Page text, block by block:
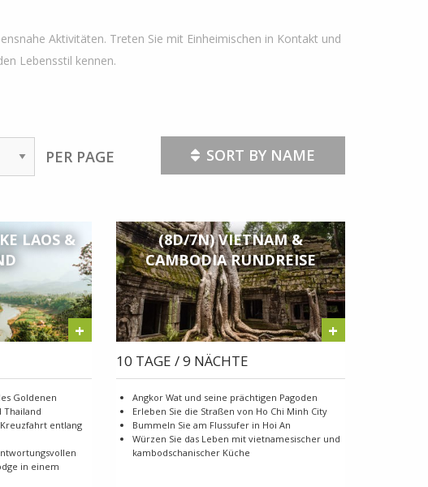
Aktivitäten. Treten Sie mit Einheimischen in Kontakt und
Lebensstil kennen.
PER PAGE SORT BY NAME
LAOS &
+
Goldenen
Thailand
entlang
in einem
(8D/7N) VIETNAM &
CAMBODIA RUNDREISE
+
10 TAGE / 9 NÄCHTE
Angkor Wat und seine prächtigen Pagoden
Erleben Sie die Straßen von Ho Chi Minh City
Bummeln Sie am Flussufer in Hoi An
Würzen Sie das Leben mit vietnamesischer und
kambodschanischer Küche